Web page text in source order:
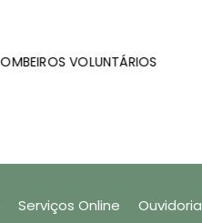
VOLUNTÁRIOS
Serviços Online Ouvidoria